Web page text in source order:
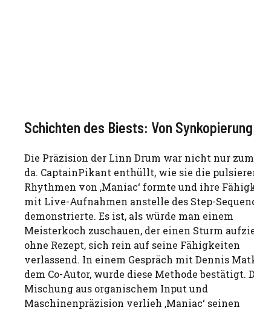
Schichten des Biests: Von
Die Präzision der Linn Drum war nicht nur
da. CaptainPikant enthüllt, wie sie die
Rhythmen von ‚Maniac‘ formte und ihre
mit Live-Aufnahmen anstelle des Step-
demonstrierte. Es ist, als würde man einem
Meisterkoch zuschauen, der einen Sturm
ohne Rezept, sich rein auf seine Fähigkeiten
verlassend. In einem Gespräch mit Dennis
dem Co-Autor, wurde diese Methode bestätigt.
Mischung aus organischem Input und
Maschinenpräzision verlieh ‚Maniac‘ seinen